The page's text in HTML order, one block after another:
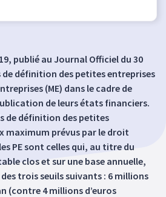
publié au Journal Officiel du 30
de définition des petites entreprises
(ME) dans le cadre de
de leurs états financiers.
de définition des petites
maximum prévus par le droit
PE sont celles qui, au titre du
clos et sur une base annuelle,
trois seuils suivants : 6 millions
(contre 4 millions d’euros